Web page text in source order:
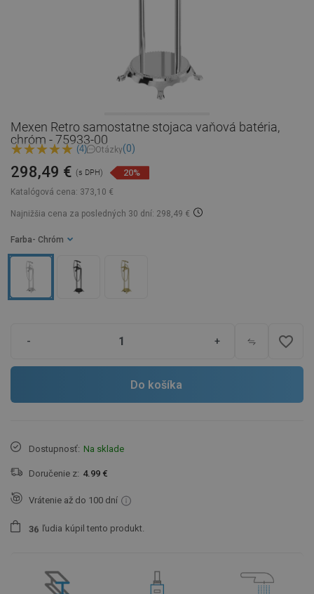
Mexen Retro samostatne stojaca vaňová batéria,
chróm - 75933-00
(4) Otázky(0)
Katalógová cena: 373,10 €
298,49 € (s DPH) 20%
Najnižšia cena za posledných 30 dní: 298,49 €
Farba - Chróm
- + favorite_border
Do košíka
Dostupnosť: Na sklade
Doručenie z: 4.99 €
Vrátenie až do 100 dní
36 ľudia kúpil tento produkt.